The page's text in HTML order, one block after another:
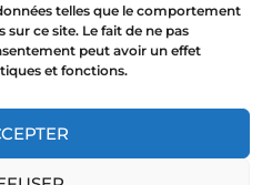
telles que le comportement
ce site. Le fait de ne pas
peut avoir un effet
et fonctions.